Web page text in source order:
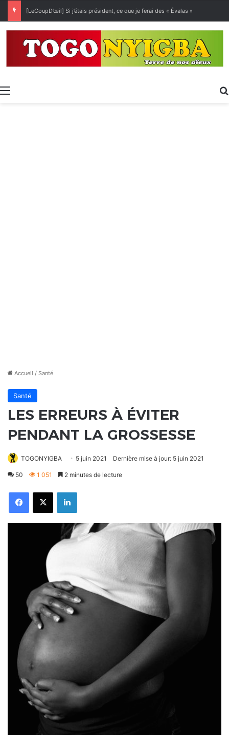
[LeCoupD’œil] Si j’étais président, ce que je ferai des « Évalas »
Menu
Accueil / Santé
Santé
LES ERREURS À ÉVITER
PENDANT LA GROSSESSE
TOGONYIGBA 5 juin 2021 Dernière mise à jour: 5 juin 2021
50 1 051 2 minutes de lecture
FacebookX Linkedin